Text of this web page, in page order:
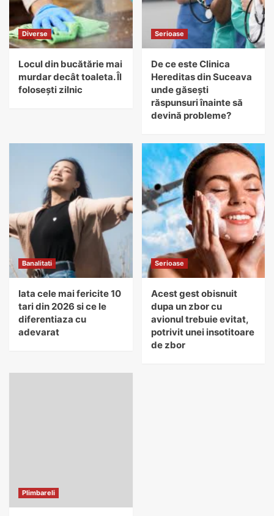
Diverse
Locul din bucătărie mai
murdar decât toaleta. Îl
folosești zilnic
Serioase
De ce este Clinica
Hereditas din Suceava
unde găsești
răspunsuri înainte să
devină probleme?
Banalitati
Iata cele mai fericite 10
tari din 2026 si ce le
diferentiaza cu
adevarat
Serioase
Acest gest obisnuit
dupa un zbor cu
avionul trebuie evitat,
potrivit unei insotitoare
de zbor
Plimbareli